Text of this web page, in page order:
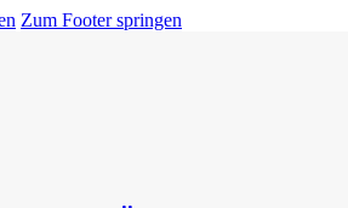
Zum Footer springen